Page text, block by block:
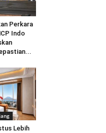
Perkara
Indo
Lebih